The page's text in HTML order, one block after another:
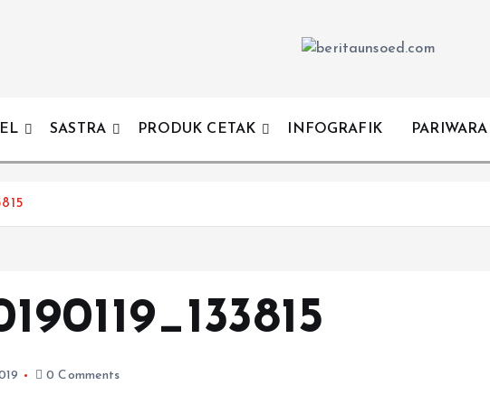
SASTRA PRODUK CETAK INFOGRAFIK PARIWARA
0 Comments